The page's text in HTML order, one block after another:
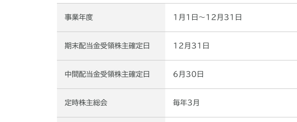
事業年度 1月1日～12月31日
期末配当金受領株主確定日 12月31日
中間配当金受領株主確定日 6月30日
定時株主総会 毎年3月